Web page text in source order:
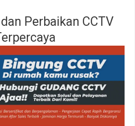
Perbaikan CCTV